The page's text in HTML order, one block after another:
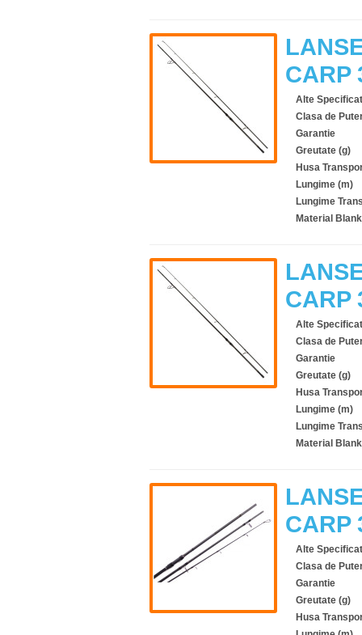
CARP
Alte
Clasa de
Garantie
Greutate (g)
Husa
Lungime (m)
Lungime
Material Blank
CARP
Alte
Clasa de
Garantie
Greutate (g)
Husa
Lungime (m)
Lungime
Material Blank
CARP
Alte
Clasa de
Garantie
Greutate (g)
Husa